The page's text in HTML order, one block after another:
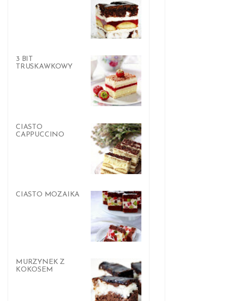
3 BIT
TRUSKAWKOWY
CIASTO
CAPPUCCINO
CIASTO MOZAIKA
MURZYNEK Z
KOKOSEM